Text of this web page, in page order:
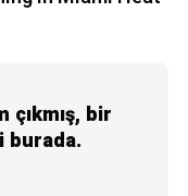
bir
burada.